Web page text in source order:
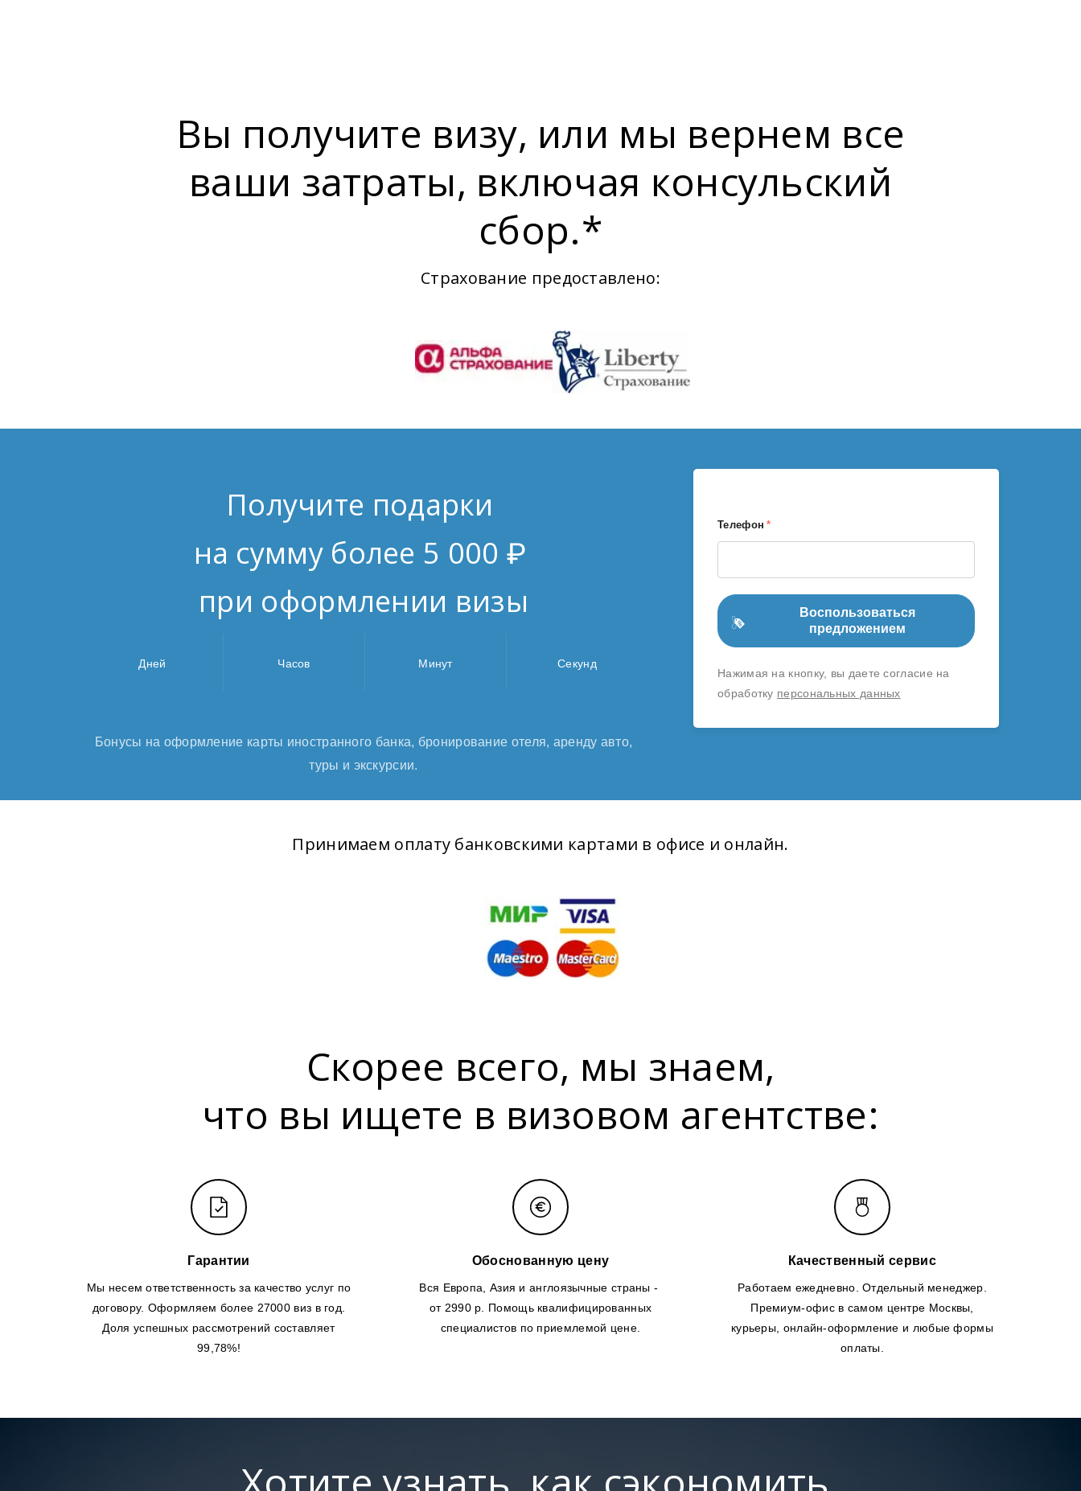
Вы получите визу, или мы вернем все
ваши затраты, включая консульский
сбор.*
Страхование предоставлено:
Получите подарки
на сумму более 5 000 ₽
при оформлении визы
Дней Часов Минут Секунд
Бонусы на оформление карты иностранного банка, бронирование отеля, аренду авто,
туры и экскурсии.
Телефон *
Воспользоваться
предложением
Нажимая на кнопку, вы даете согласие на
обработку персональных данных
Принимаем оплату банковскими картами в офисе и онлайн.
Скорее всего, мы знаем,
что вы ищете в визовом агентстве:
Гарантии
Мы несем ответственность за качество услуг по
договору. Оформляем более 27000 виз в год.
Доля успешных рассмотрений составляет
99,78%!
Обоснованную цену
Вся Европа, Азия и англоязычные страны -
от 2990 р. Помощь квалифицированных
специалистов по приемлемой цене.
Качественный сервис
Работаем ежедневно. Отдельный менеджер.
Премиум-офис в самом центре Москвы,
курьеры, онлайн-оформление и любые формы
оплаты.